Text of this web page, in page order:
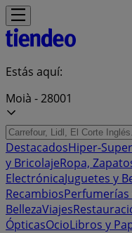
Estás aquí:
Moià - 28001
DestacadosHiper-
y BricolajeRopa,
ElectrónicaJuguetes y
RecambiosPerfumerías
BellezaViajes
ÓpticasOcioLibros y